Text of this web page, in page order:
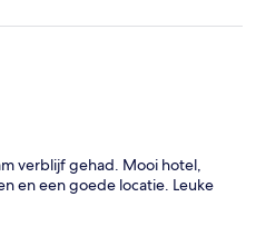
none the less), excellent
only 8 minutes away and
Carmen and the beach. Nice
day. Food is repetitive but
be better. All inclusive
will not get you tipsy in
to some nuts and pickles and
some pizza slices out. The
They also need far more sun
one if you're not out there
verblijf gehad. Mooi hotel,
en een goede locatie. Leuke